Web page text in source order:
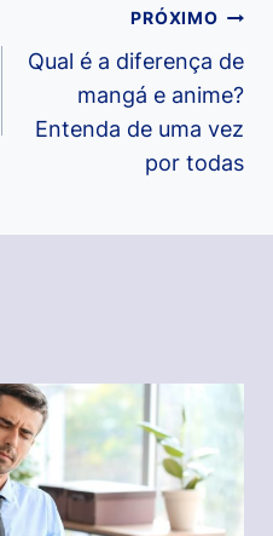
PRÓXIMO
Qual é a diferença de
mangá e anime?
Entenda de uma vez
por todas